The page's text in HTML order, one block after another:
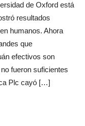
de Oxford está
resultados
humanos. Ahora
que
efectivos son
fueron suficientes
Plc cayó […]